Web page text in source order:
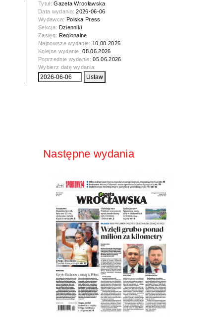
Tytuł:Gazeta Wrocławska
Data wydania:2026-06-06
Wydawca: Polska Press
Sekcja: Dzienniki
Zasięg: Regionalne
Najnowsze wydanie: 10.08.2026
Kolejne wydanie:08.06.2026
Poprzednie wydanie:05.06.2026
Wybierz datę wydania:
Następne wydania